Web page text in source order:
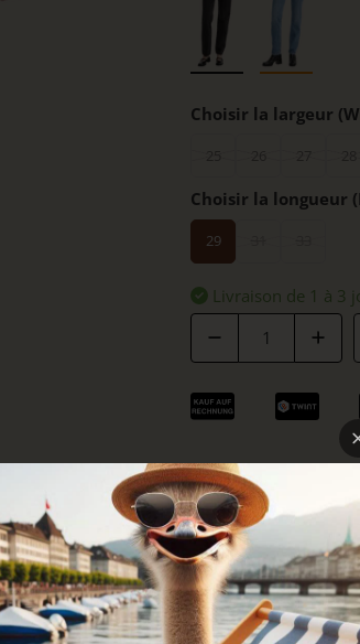
Choisir la largeur
Choisir la longueur
29
Livraison de 1 à
DÉTAILS
COUPE
SOINS